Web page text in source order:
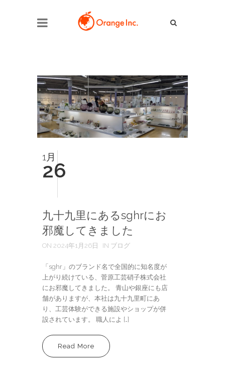
1月
26
九十九里にあるsghrにお
邪魔してきました
ON 2024年1月26日 IN ブログ
「sghr」のブランド名で全国的に知名度が
上がり続けている、菅原工芸硝子株式会社
にお邪魔してきました。 青山や銀座にも店
舗がありますが、本社は九十九里町にあ
り、工芸体験ができる施設やショップが併
設されています。 職人によ […]
Read More